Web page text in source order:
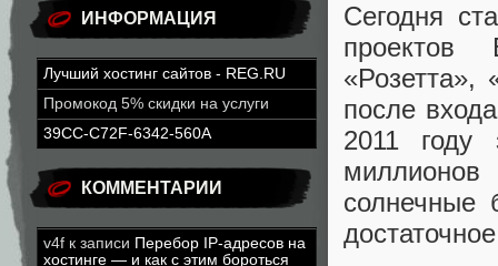
ИНФОРМАЦИЯ
Лучший хостинг сайтов - REG.RU
Промокод 5% скидки на услуги
39CC-C72F-6342-560A
КОММЕНТАРИИ
v4f к записи Перебор IP-адресов на
хостинге — и как с этим бороться
Сегодня
проектов
«Розетта»,
после
2011 году
миллионов
солнечные